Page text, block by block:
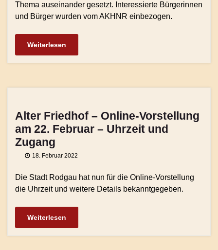
Thema auseinander gesetzt. Interessierte Bürgerinnen
und Bürger wurden vom AKHNR einbezogen.
Weiterlesen
Alter Friedhof – Online-Vorstellung
am 22. Februar – Uhrzeit und
Zugang
18. Februar 2022
Die Stadt Rodgau hat nun für die Online-Vorstellung
die Uhrzeit und weitere Details bekanntgegeben.
Weiterlesen